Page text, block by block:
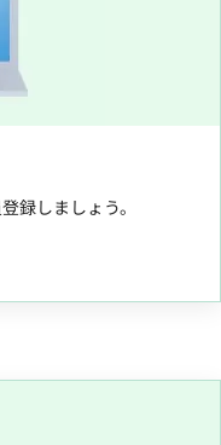
録しましょう。